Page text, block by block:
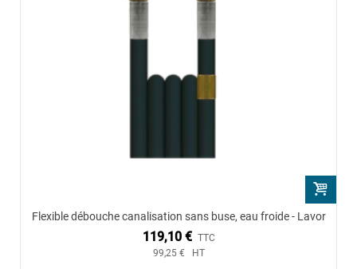
Flexible débouche canalisation sans buse, eau froide - Lavor
119,10 € TTC
99,25 € HT